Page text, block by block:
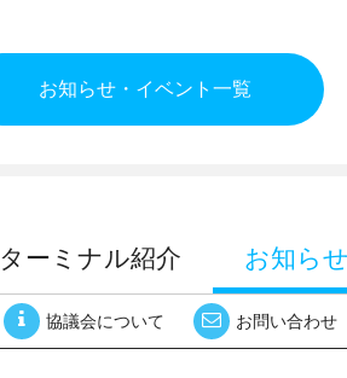
お知らせ・イベント一覧
ターミナル紹介 お知ら
協議会について お問い合わせ